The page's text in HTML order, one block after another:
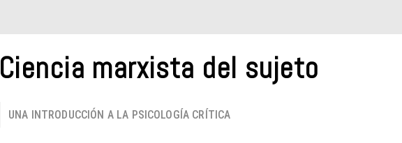
Ciencia marxista del sujeto
UNA INTRODUCCIÓN A LA PSICOLOGÍA CRÍTICA